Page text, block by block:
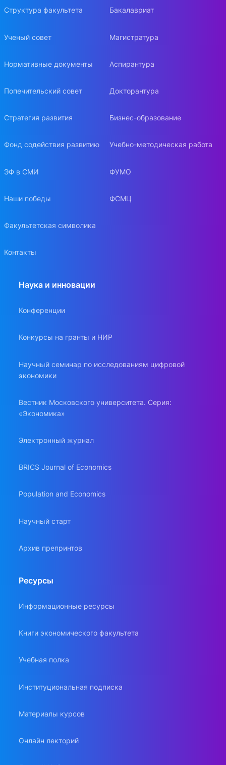
Структура факультета
Ученый совет
Нормативные документы
Попечительский совет
Стратегия развития
Фонд содействия развитию
ЭФ в СМИ
Наши победы
Факультетская символика
Контакты
Бакалавриат
Магистратура
Аспирантура
Докторантура
Бизнес-образование
Учебно-методическая работа
ФУМО
ФСМЦ
Наука и инновации
Конференции
Конкурсы на гранты и НИР
Научный семинар по исследованиям цифровой
экономики
Вестник Московского университета. Серия:
«Экономика»
Электронный журнал
BRICS Journal of Economics
Population and Economics
Научный старт
Архив препринтов
Ресурсы
Информационные ресурсы
Книги экономического факультета
Учебная полка
Институциональная подписка
Материалы курсов
Онлайн лекторий